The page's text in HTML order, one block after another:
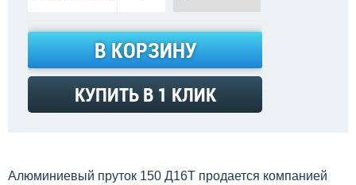
В КОРЗИНУ
КУПИТЬ В 1 КЛИК
Алюминиевый пруток 150 Д16Т продается компанией